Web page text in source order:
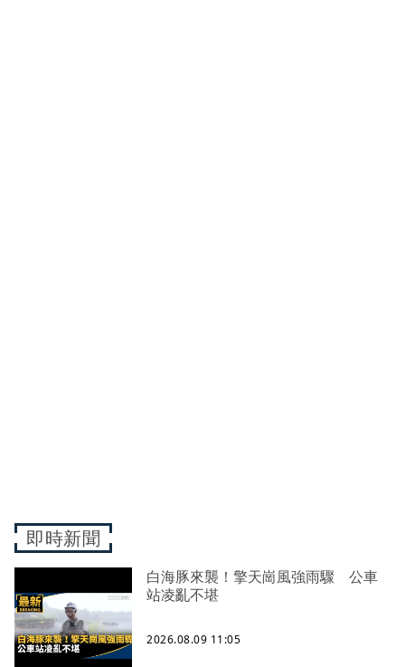
即時新聞
白海豚來襲！擎天崗風強雨驟 公車
站凌亂不堪
2026.08.09 11:05